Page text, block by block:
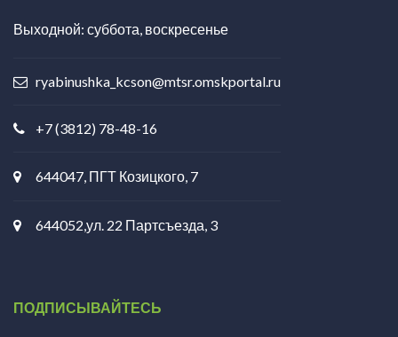
Выходной: суббота, воскресенье
ryabinushka_kcson@mtsr.omskportal.ru
+7 (3812) 78-48-16
644047, ПГТ Козицкого, 7
644052,ул. 22 Партсъезда, 3
ПОДПИСЫВАЙТЕСЬ